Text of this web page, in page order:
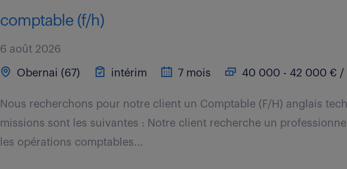
comptable (f/h)
6 août 2026
Obernai (67) intérim 7 mois 40 000 - 42 000 € /
Nous recherchons pour notre client un Comptable (F/H) anglais
missions sont les suivantes : Notre client recherche un
les opérations comptables...